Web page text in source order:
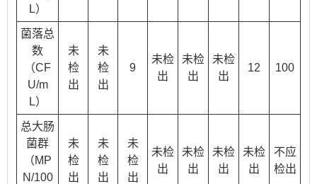
L）
菌落总
数
（CF
U/m
L）
未
检
出
未
检
出
9
未检
出
未检
出
未检
出
12 100
总大肠
菌群
（MP
N/100
未
检
出
未
检
出
未
检
出
未检
出
未检
出
未检
出
未检
出
不应
检出